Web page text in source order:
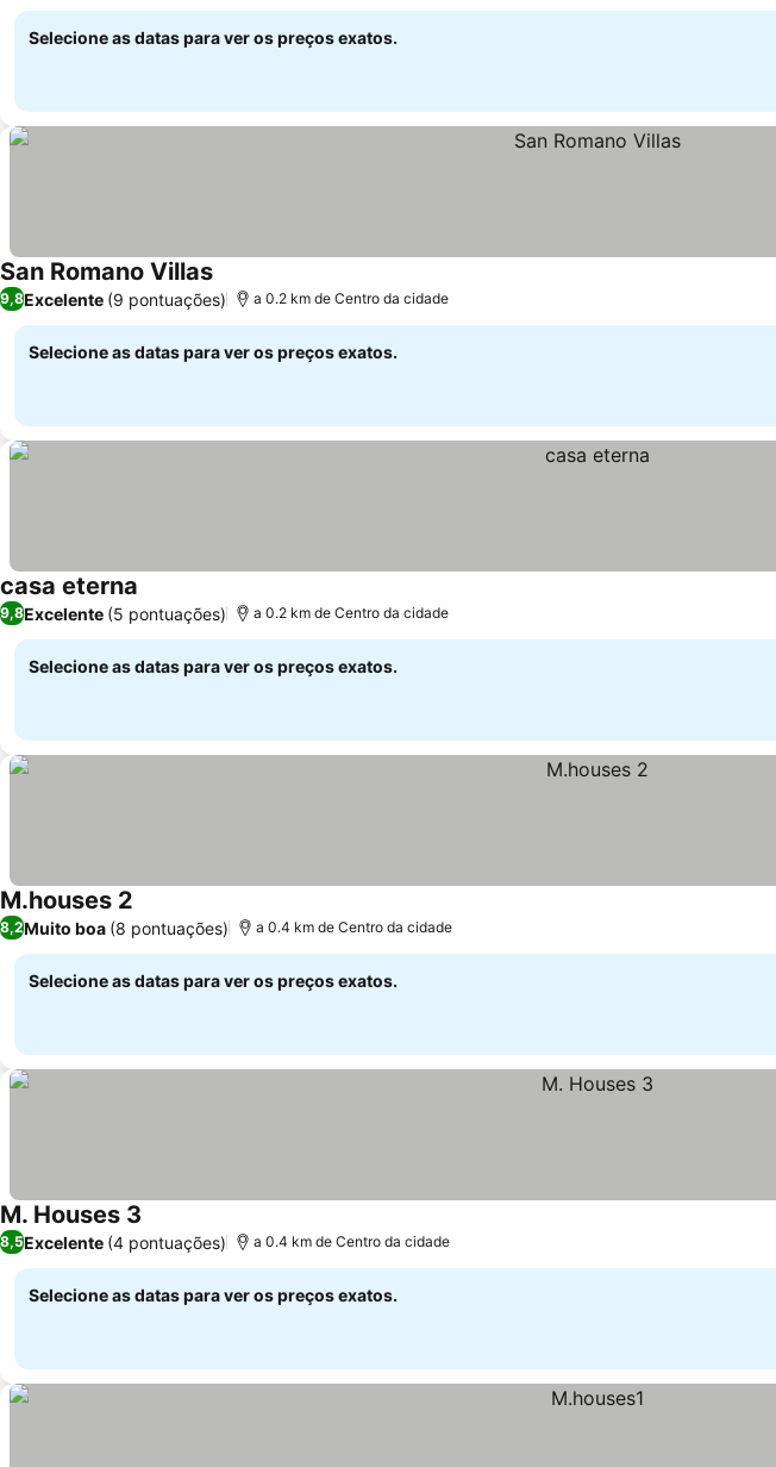
Selecione as datas para ver os preços exatos.
San Romano VillasVer preços
9,8Excelente (9 pontuações) a 0.2 km de Centro da cidade
Selecione as datas para ver os preços exatos.
casa eterna
9,8Excelente (5 pontuações) a 0.2 km de Centro da cidade
Selecione as datas para ver os preços exatos.
M.houses 2
8,2Muito boa (8 pontuações) a 0.4 km de Centro da cidade
Selecione as datas para ver os preços exatos.
M. Houses 3
8,5Excelente (4 pontuações) a 0.4 km de Centro da cidade
Selecione as datas para ver os preços exatos.